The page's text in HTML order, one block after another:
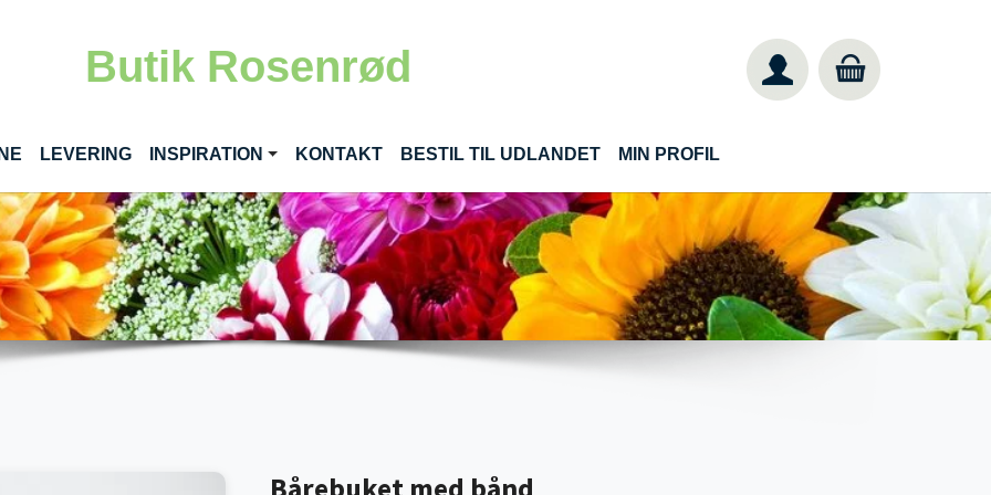
Butik Rosenrød
(CURRENT)
LEVERING INSPIRATION KONTAKT BESTIL TIL UDLANDET MIN PROFIL